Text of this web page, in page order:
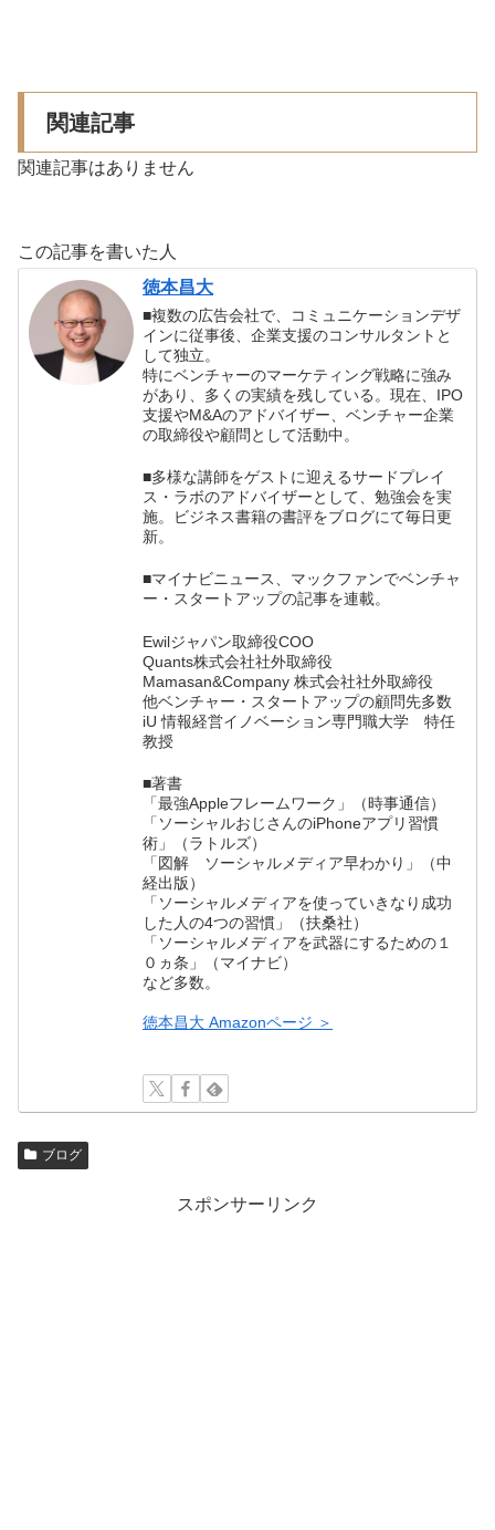
関連記事
関連記事はありません
この記事を書いた人
徳本昌大
■複数の広告会社で、コミュニケーションデザ
インに従事後、企業支援のコンサルタントと
して独立。
特にベンチャーのマーケティング戦略に強み
があり、多くの実績を残している。現在、IPO
支援やM&Aのアドバイザー、ベンチャー企業
の取締役や顧問として活動中。
■多様な講師をゲストに迎えるサードプレイ
ス・ラボのアドバイザーとして、勉強会を実
施。ビジネス書籍の書評をブログにて毎日更
新。
■マイナビニュース、マックファンでベンチャ
ー・スタートアップの記事を連載。
Ewilジャパン取締役COO
Quants株式会社社外取締役
Mamasan&Company 株式会社社外取締役
他ベンチャー・スタートアップの顧問先多数
iU 情報経営イノベーション専門職大学 特任
教授
■著書
「最強Appleフレームワーク」（時事通信）
「ソーシャルおじさんのiPhoneアプリ習慣
術」（ラトルズ）
「図解 ソーシャルメディア早わかり」（中
経出版）
「ソーシャルメディアを使っていきなり成功
した人の4つの習慣」（扶桑社）
「ソーシャルメディアを武器にするための１
０ヵ条」（マイナビ）
など多数。
徳本昌大 Amazonページ ＞
ブログ
スポンサーリンク